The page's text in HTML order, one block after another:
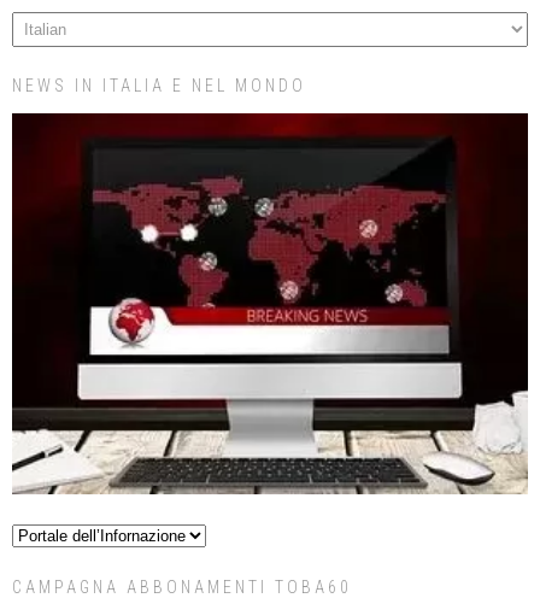
NEWS IN ITALIA E NEL MONDO
CAMPAGNA ABBONAMENTI TOBA60